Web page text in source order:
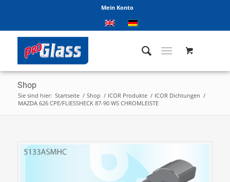
Mein Konto
Shop
Sie sind hier: Startseite / Shop / ICOR Produkte / ICOR Dichtungen /
MAZDA 626 CPE/FLIESSHECK 87-90 WS CHROMLEISTE